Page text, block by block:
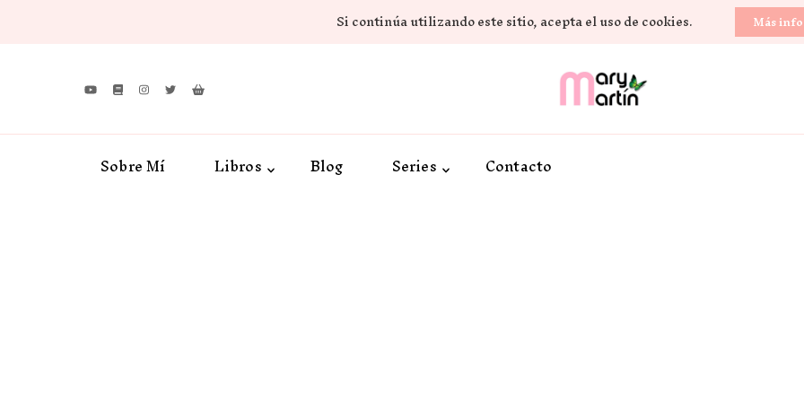
Si continúa utilizando este sitio, acepta el uso de cookies. Más
Novela Romántica y Lifestyle
Sobre Mí Libros Blog Series Contacto